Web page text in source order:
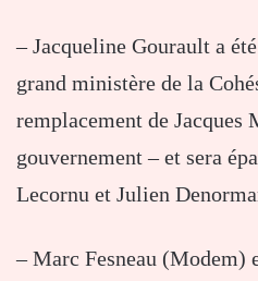
– Jacqueline Gourault a
grand ministère de la
remplacement de Jacques
gouvernement – et sera
Lecornu et Julien
– Marc Fesneau (Modem)